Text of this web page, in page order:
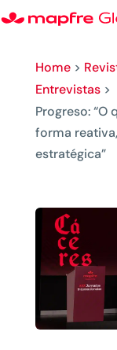
Home>
Entrevistas>
Progreso:
forma
estratégica”